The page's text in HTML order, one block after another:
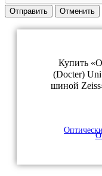
Отправить Отменить
Купить
(Docter)
шиной